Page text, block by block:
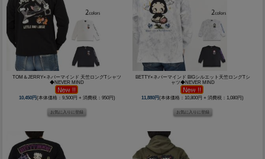
TOM＆JERRY×ネバーマインド 天竺ロングTシャツ
◆NEVER MIND
10,450円(本体価格：9,500円 + 消費税：950円)
BETTY×ネバーマインド BIGシルエット天竺ロングTシ
ャツ◆NEVER MIND
11,880円(本体価格：10,800円 + 消費税：1,080円)